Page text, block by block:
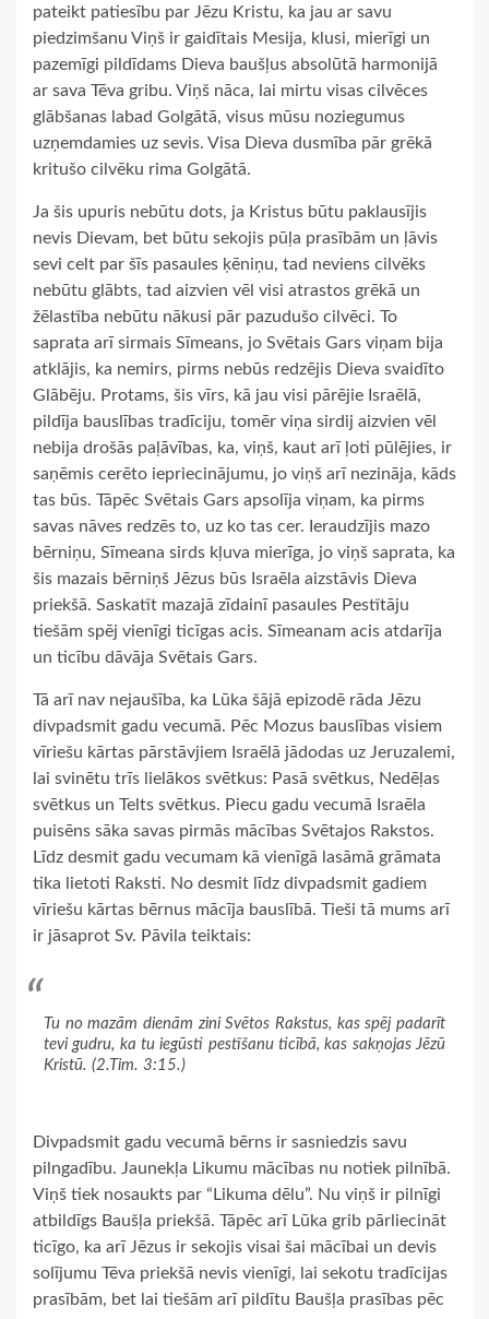
pateikt patiesību par Jēzu Kristu, ka jau ar savu
piedzimšanu Viņš ir gaidītais Mesija, klusi, mierīgi un
pazemīgi pildīdams Dieva baušļus absolūtā harmonijā
ar sava Tēva gribu. Viņš nāca, lai mirtu visas cilvēces
glābšanas labad Golgātā, visus mūsu noziegumus
uzņemdamies uz sevis. Visa Dieva dusmība pār grēkā
kritušo cilvēku rima Golgātā.
Ja šis upuris nebūtu dots, ja Kristus būtu paklausījis
nevis Dievam, bet būtu sekojis pūļa prasībām un ļāvis
sevi celt par šīs pasaules ķēniņu, tad neviens cilvēks
nebūtu glābts, tad aizvien vēl visi atrastos grēkā un
žēlastība nebūtu nākusi pār pazudušo cilvēci. To
saprata arī sirmais Sīmeans, jo Svētais Gars viņam bija
atklājis, ka nemirs, pirms nebūs redzējis Dieva svaidīto
Glābēju. Protams, šis vīrs, kā jau visi pārējie Israēlā,
pildīja bauslības tradīciju, tomēr viņa sirdij aizvien vēl
nebija drošās paļāvības, ka, viņš, kaut arī ļoti pūlējies, ir
saņēmis cerēto iepriecinājumu, jo viņš arī nezināja, kāds
tas būs. Tāpēc Svētais Gars apsolīja viņam, ka pirms
savas nāves redzēs to, uz ko tas cer. Ieraudzījis mazo
bērniņu, Sīmeana sirds kļuva mierīga, jo viņš saprata, ka
šis mazais bērniņš Jēzus būs Israēla aizstāvis Dieva
priekšā. Saskatīt mazajā zīdainī pasaules Pestītāju
tiešām spēj vienīgi ticīgas acis. Sīmeanam acis atdarīja
un ticību dāvāja Svētais Gars.
Tā arī nav nejaušība, ka Lūka šājā epizodē rāda Jēzu
divpadsmit gadu vecumā. Pēc Mozus bauslības visiem
vīriešu kārtas pārstāvjiem Israēlā jādodas uz Jeruzalemi,
lai svinētu trīs lielākos svētkus: Pasā svētkus, Nedēļas
svētkus un Telts svētkus. Piecu gadu vecumā Israēla
puisēns sāka savas pirmās mācības Svētajos Rakstos.
Līdz desmit gadu vecumam kā vienīgā lasāmā grāmata
tika lietoti Raksti. No desmit līdz divpadsmit gadiem
vīriešu kārtas bērnus mācīja bauslībā. Tieši tā mums arī
ir jāsaprot Sv. Pāvila teiktais:
Tu no mazām dienām zini Svētos Rakstus, kas spēj padarīt
tevi gudru, ka tu iegūsti pestīšanu ticībā, kas sakņojas Jēzū
Kristū. (2.Tim. 3:15.)
Divpadsmit gadu vecumā bērns ir sasniedzis savu
pilngadību. Jaunekļa Likumu mācības nu notiek pilnībā.
Viņš tiek nosaukts par “Likuma dēlu”. Nu viņš ir pilnīgi
atbildīgs Baušļa priekšā. Tāpēc arī Lūka grib pārliecināt
ticīgo, ka arī Jēzus ir sekojis visai šai mācībai un devis
solījumu Tēva priekšā nevis vienīgi, lai sekotu tradīcijas
prasībām, bet lai tiešām arī pildītu Baušļa prasības pēc